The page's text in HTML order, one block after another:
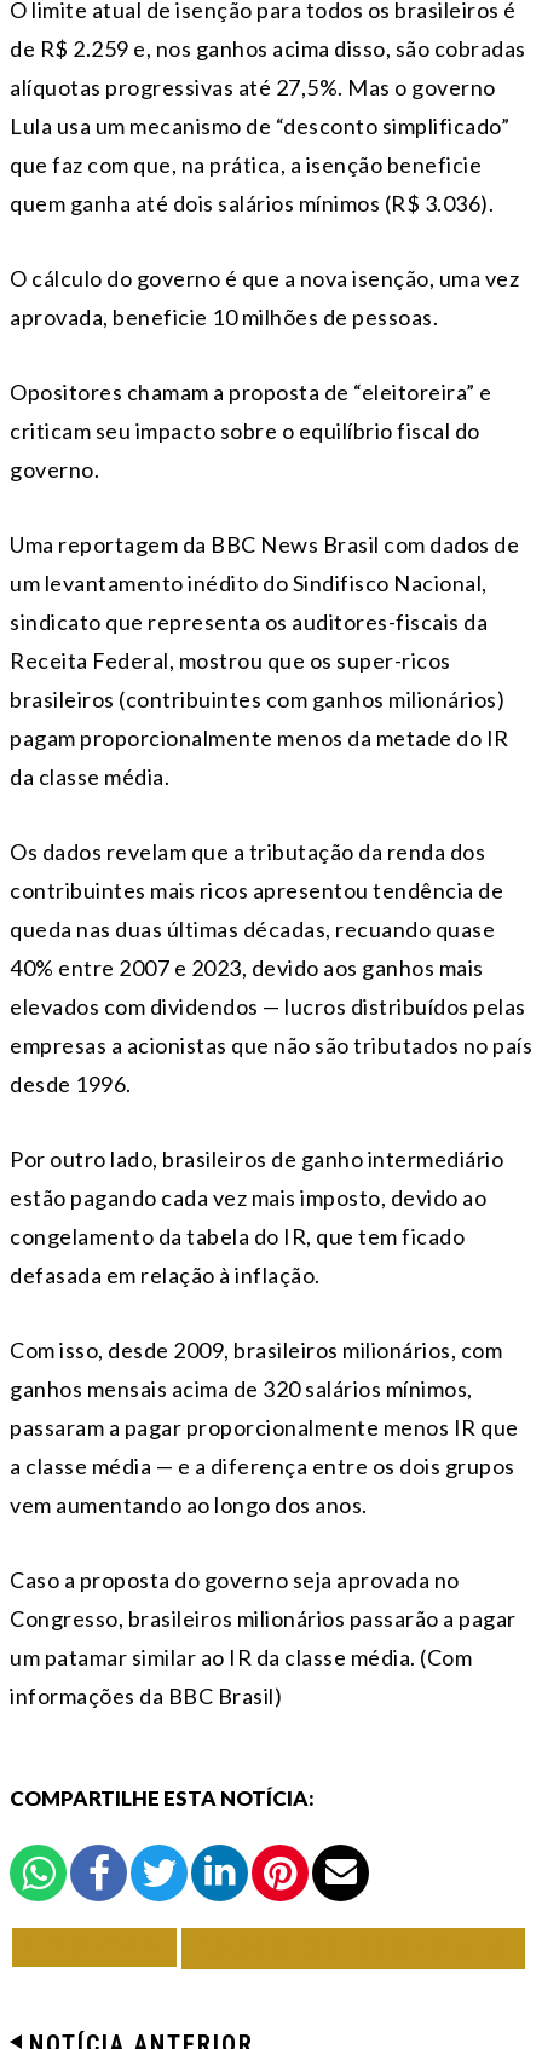
O limite atual de isenção para todos os brasileiros é
de R$ 2.259 e, nos ganhos acima disso, são cobradas
alíquotas progressivas até 27,5%. Mas o governo
Lula usa um mecanismo de “desconto simplificado”
que faz com que, na prática, a isenção beneficie
quem ganha até dois salários mínimos (R$ 3.036).
O cálculo do governo é que a nova isenção, uma vez
aprovada, beneficie 10 milhões de pessoas.
Opositores chamam a proposta de “eleitoreira” e
criticam seu impacto sobre o equilíbrio fiscal do
governo.
Uma reportagem da BBC News Brasil com dados de
um levantamento inédito do Sindifisco Nacional,
sindicato que representa os auditores-fiscais da
Receita Federal, mostrou que os super-ricos
brasileiros (contribuintes com ganhos milionários)
pagam proporcionalmente menos da metade do IR
da classe média.
Os dados revelam que a tributação da renda dos
contribuintes mais ricos apresentou tendência de
queda nas duas últimas décadas, recuando quase
40% entre 2007 e 2023, devido aos ganhos mais
elevados com dividendos — lucros distribuídos pelas
empresas a acionistas que não são tributados no país
desde 1996.
Por outro lado, brasileiros de ganho intermediário
estão pagando cada vez mais imposto, devido ao
congelamento da tabela do IR, que tem ficado
defasada em relação à inflação.
Com isso, desde 2009, brasileiros milionários, com
ganhos mensais acima de 320 salários mínimos,
passaram a pagar proporcionalmente menos IR que
a classe média — e a diferença entre os dois grupos
vem aumentando ao longo dos anos.
Caso a proposta do governo seja aprovada no
Congresso, brasileiros milionários passarão a pagar
um patamar similar ao IR da classe média. (Com
informações da BBC Brasil)
COMPARTILHE ESTA NOTÍCIA: